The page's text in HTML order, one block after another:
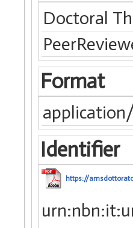
Doctoral
Format
Identifier
https://